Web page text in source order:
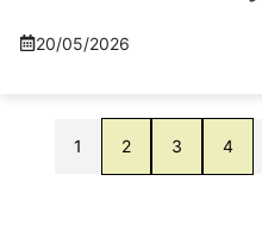
20/05/2026
1 2 3 4